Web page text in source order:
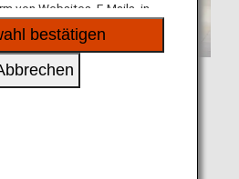
Services
vom Check-in bis zum
und bequem wie möglich für
von Websites, E-Mails, in
Werbung anzubieten.
bestätigen